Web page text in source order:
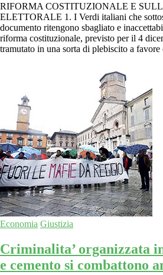
RIFORMA COSTITUZIONALE E
ELETTORALE 1. I Verdi italiani che
documento ritengono sbagliato e
riforma costituzionale, previsto per il 4
tramutato in una sorta di plebiscito a favore
Economia Giustizia
Criminalita’ organizzata
e cemento si combattono